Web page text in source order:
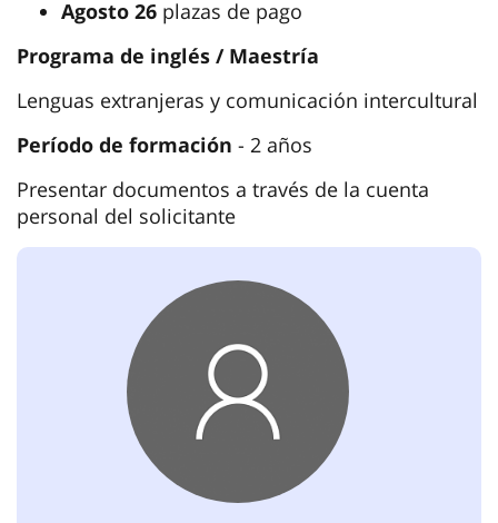
Agosto 26 plazas de pago
Programa de inglés / Maestría
Lenguas extranjeras y comunicación intercultural
Período de formación - 2 años
Presentar documentos a través de la cuenta
personal del solicitante